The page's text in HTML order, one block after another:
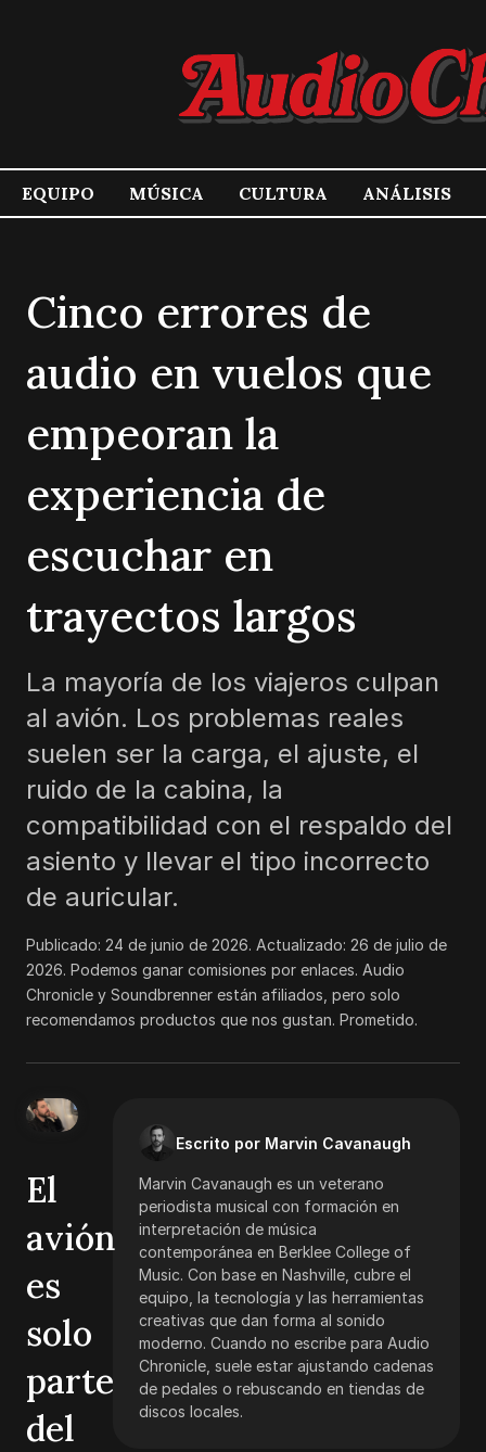
EQUIPO MÚSICA CULTURA ANÁLISIS
Cinco errores de
audio en vuelos que
empeoran la
experiencia de
escuchar en
trayectos largos
La mayoría de los viajeros culpan
al avión. Los problemas reales
suelen ser la carga, el ajuste, el
ruido de la cabina, la
compatibilidad con el respaldo del
asiento y llevar el tipo incorrecto
de auricular.
Publicado: 24 de junio de 2026. Actualizado: 26 de julio de
2026. Podemos ganar comisiones por enlaces. Audio
Chronicle y Soundbrenner están afiliados, pero solo
recomendamos productos que nos gustan. Prometido.
Escrito por Marvin Cavanaugh
Marvin Cavanaugh es un veterano
periodista musical con formación en
interpretación de música
contemporánea en Berklee College of
Music. Con base en Nashville, cubre el
equipo, la tecnología y las herramientas
creativas que dan forma al sonido
moderno. Cuando no escribe para Audio
Chronicle, suele estar ajustando cadenas
de pedales o rebuscando en tiendas de
discos locales.
El
avión
es
solo
parte
del